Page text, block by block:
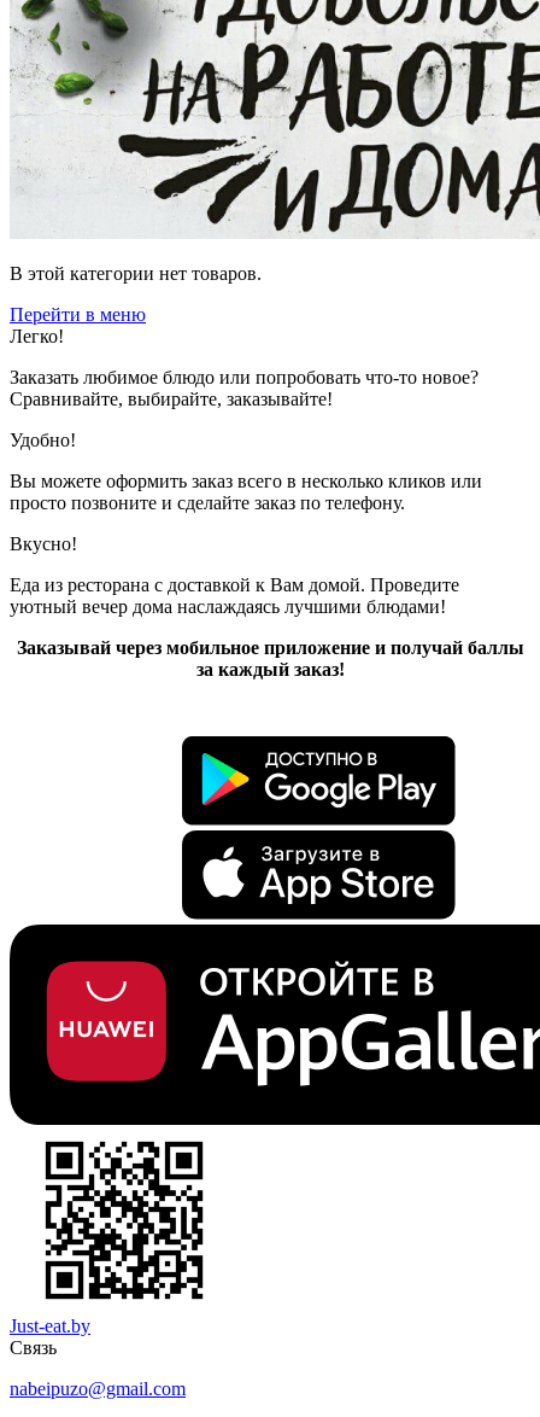
В этой категории нет товаров.
Перейти в меню
Легко!
Заказать любимое блюдо или попробовать что-то новое?
Сравнивайте, выбирайте, заказывайте!
Удобно!
Вы можете оформить заказ всего в несколько кликов или
просто позвоните и сделайте заказ по телефону.
Вкусно!
Еда из ресторана с доставкой к Вам домой. Проведите
уютный вечер дома наслаждаясь лучшими блюдами!
Заказывай через мобильное приложение и получай баллы
за каждый заказ!
Just-eat.by
Связь
nabeipuzo@gmail.com